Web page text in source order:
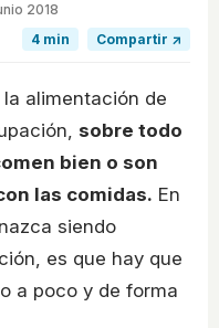
2018
4 min
Compartir ↗
alimentación de
sobre todo
bien o son
las comidas. En
siendo
es que hay que
a poco y de forma